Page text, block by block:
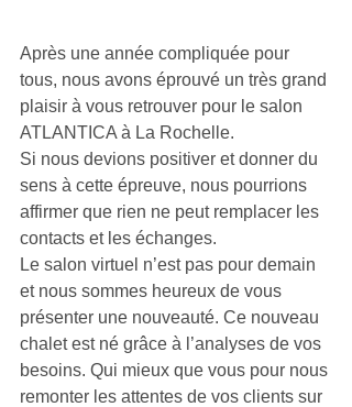
Après une année compliquée pour
tous, nous avons éprouvé un très grand
plaisir à vous retrouver pour le salon
ATLANTICA à La Rochelle.
Si nous devions positiver et donner du
sens à cette épreuve, nous pourrions
affirmer que rien ne peut remplacer les
contacts et les échanges.
Le salon virtuel n’est pas pour demain
et nous sommes heureux de vous
présenter une nouveauté. Ce nouveau
chalet est né grâce à l’analyses de vos
besoins. Qui mieux que vous pour nous
remonter les attentes de vos clients sur